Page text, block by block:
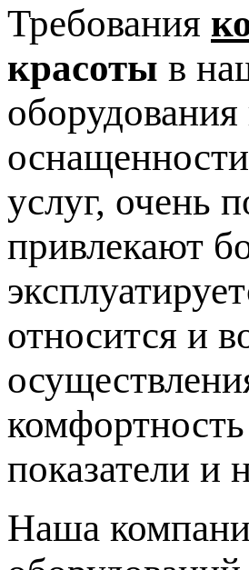
Требования
красоты в
услуг, очень
привлекают
относится и
показатели и
Наша